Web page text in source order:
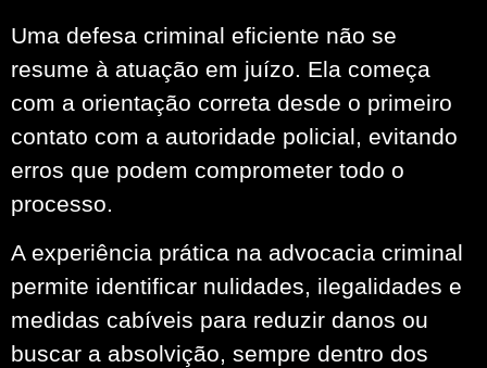
Uma defesa criminal eficiente não se
resume à atuação em juízo. Ela começa
com a orientação correta desde o primeiro
contato com a autoridade policial, evitando
erros que podem comprometer todo o
processo.
A experiência prática na advocacia criminal
permite identificar nulidades, ilegalidades e
medidas cabíveis para reduzir danos ou
buscar a absolvição, sempre dentro dos